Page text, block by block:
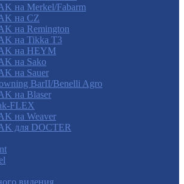
на Merkel/Fabarm
на CZ
на Remington
на Tikka T3
на HEYM
на Sako
на Sauer
BarII/Benelli Agro
на Blaser
FLEX
на Weaver
для DOCTER
видения